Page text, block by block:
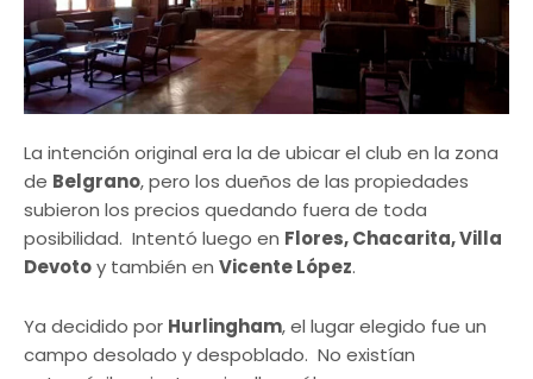
La intención original era la de ubicar el club en la zona
de Belgrano, pero los dueños de las propiedades
subieron los precios quedando fuera de toda
posibilidad. Intentó luego en Flores, Chacarita, Villa
Devotoy también en Vicente López.
Ya decidido por Hurlingham, el lugar elegido fue un
campo desolado y despoblado. No existían